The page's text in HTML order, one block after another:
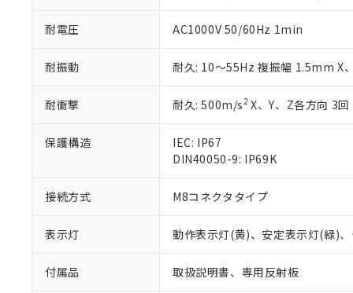
耐電圧 AC1000V 50/60Hz 1min
耐振動 耐久: 10～55Hz 複振幅 1.5mm X
耐衝撃 耐久: 500m/s2X、Y、Z各方向 3回
保護構造
IEC: IP67
DIN40050-9: IP69K
接続方式 M8コネクタタイプ
表示灯 動作表示灯(黄)、安定表示灯(緑)
付属品 取扱説明書、専用反射板
いる法人を指
EU RoHS指令（10
※本証明書は発行
また、RoHS指令
混在することから
既に当社にて対応